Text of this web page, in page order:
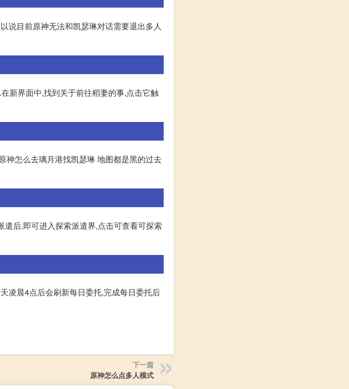
说目前原神无法和凯瑟琳对话需要退出多人
新界面中,找到关于前往稻妻的事,点击它触
神怎么去璃月港找凯瑟琳 地图都是黑的过去
后,即可进入探索派遣界,点击可查看可探索
凌晨4点后会刷新每日委托,完成每日委托后
下一篇
原神怎么点多人模式